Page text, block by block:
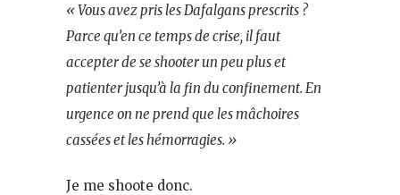
« Vous avez pris les Dafalgans prescrits ?
Parce qu’en ce temps de crise, il faut
accepter de se shooter un peu plus et
patienter jusqu’à la fin du confinement. En
urgence on ne prend que les mâchoires
cassées et les hémorragies. »
Je me shoote donc.